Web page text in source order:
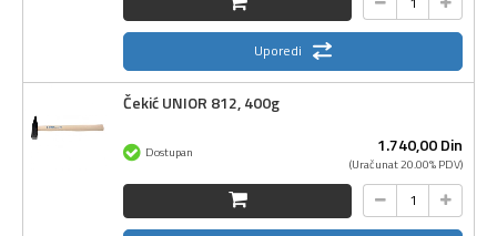
Uporedi
Čekić UNIOR 812, 400g
1.740,00Din
(Uračunat 20.00% PDV)
Dostupan